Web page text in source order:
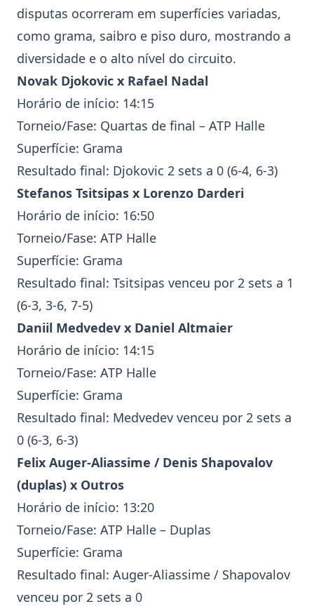
disputas ocorreram em superfícies variadas,
como grama, saibro e piso duro, mostrando a
diversidade e o alto nível do circuito.
Novak Djokovic x Rafael Nadal
Horário de início: 14:15
Torneio/Fase: Quartas de final – ATP Halle
Superfície: Grama
Resultado final: Djokovic 2 sets a 0 (6-4, 6-3)
Stefanos Tsitsipas x Lorenzo Darderi
Horário de início: 16:50
Torneio/Fase: ATP Halle
Superfície: Grama
Resultado final: Tsitsipas venceu por 2 sets a 1
(6-3, 3-6, 7-5)
Daniil Medvedev x Daniel Altmaier
Horário de início: 14:15
Torneio/Fase: ATP Halle
Superfície: Grama
Resultado final: Medvedev venceu por 2 sets a
0 (6-3, 6-3)
Felix Auger-Aliassime / Denis Shapovalov
(duplas) x Outros
Horário de início: 13:20
Torneio/Fase: ATP Halle – Duplas
Superfície: Grama
Resultado final: Auger-Aliassime / Shapovalov
venceu por 2 sets a 0